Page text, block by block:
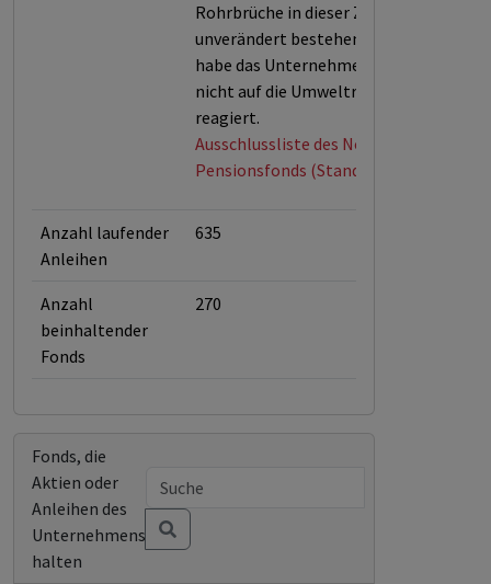
Rohrbrüche in dieser Zeit
unverändert bestehen. Außerdem
habe das Unternehmen zu lange
nicht auf die Umweltrisiken
reagiert.
Ausschlussliste des Norwegischen
Pensionsfonds (Stand April 2026)
Anzahl laufender
Anleihen
635
Anzahl
beinhaltender
Fonds
270
Fonds, die
Aktien oder
Anleihen des
Unternehmens
halten